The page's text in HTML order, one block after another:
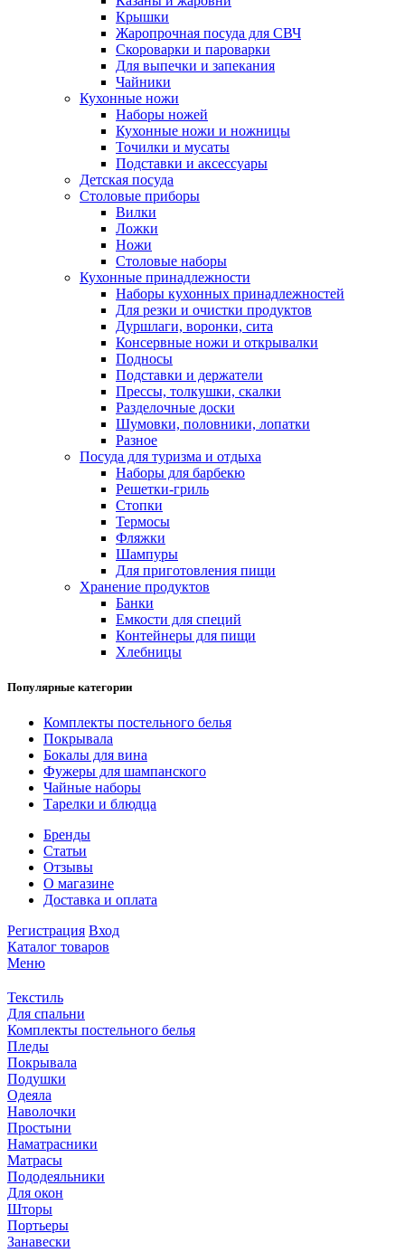
Крышки
Жаропрочная посуда для СВЧ
Скороварки и пароварки
Для выпечки и запекания
Чайники
Кухонные ножи
Наборы ножей
Кухонные ножи и ножницы
Точилки и мусаты
Подставки и аксессуары
Детская посуда
Столовые приборы
Вилки
Ложки
Ножи
Столовые наборы
Кухонные принадлежности
Наборы кухонных принадлежностей
Для резки и очистки продуктов
Дуршлаги, воронки, сита
Консервные ножи и открывалки
Подносы
Подставки и держатели
Прессы, толкушки, скалки
Разделочные доски
Шумовки, половники, лопатки
Разное
Посуда для туризма и отдыха
Наборы для барбекю
Решетки-гриль
Стопки
Термосы
Фляжки
Шампуры
Для приготовления пищи
Хранение продуктов
Банки
Емкости для специй
Контейнеры для пищи
Хлебницы
Популярные категории
Комплекты постельного белья
Покрывала
Бокалы для вина
Фужеры для шампанского
Чайные наборы
Тарелки и блюдца
Бренды
Статьи
Отзывы
О магазине
Доставка и оплата
Регистрация Вход
Каталог товаров
Меню
Текстиль
Для спальни
Комплекты постельного белья
Пледы
Покрывала
Подушки
Одеяла
Наволочки
Простыни
Наматрасники
Матрасы
Пододеяльники
Для окон
Шторы
Портьеры
Занавески